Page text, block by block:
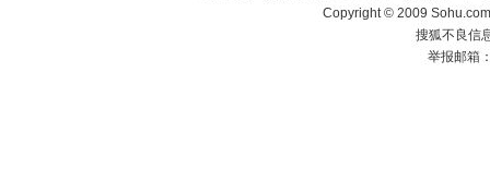
Copyright © 2009
搜狐不良信
举报邮箱